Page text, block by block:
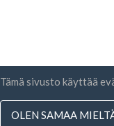
Tämä sivusto käyttää
OLEN SAMAA